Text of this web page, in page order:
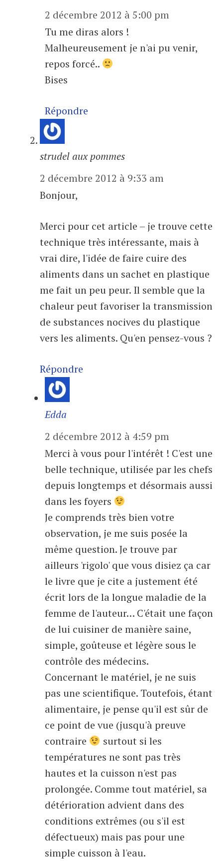
2 décembre 2012 à 5:00 pm
Tu me diras alors !
Malheureusement je n'ai pu venir,
repos forcé..
Bises
Répondre
strudel aux pommes
2 décembre 2012 à 9:33 am
Bonjour,
Merci pour cet article – je trouve cette
technique très intéressante, mais à
vrai dire, l'idée de faire cuire des
aliments dans un sachet en plastique
me fait un peu peur. Il semble que la
chaleur peut favoriser la transmission
de substances nocives du plastique
vers les aliments. Qu'en pensez-vous ?
Répondre
Edda
2 décembre 2012 à 4:59 pm
Merci à vous pour l'intérêt ! C'est une
belle technique, utilisée par les chefs
depuis longtemps et désormais aussi
dans les foyers
Je comprends très bien votre
observation, je me suis posée la
même question. Je trouve par
ailleurs 'rigolo' que vous disiez ça car
le livre que je cite a justement été
écrit lors de la longue maladie de la
femme de l'auteur… C'était une façon
de lui cuisiner de manière saine,
simple, goûteuse et légère sous le
contrôle des médecins.
Concernant le matériel, je ne suis
pas une scientifique. Toutefois, étant
alimentaire, je pense qu'il est sûr de
ce point de vue (jusqu'à preuve
contraire
surtout si les
températures ne sont pas très
hautes et la cuisson n'est pas
prolongée. Comme tout matériel, sa
détérioration advient dans des
conditions extrêmes (ou s'il est
défectueux) mais pas pour une
simple cuisson à l'eau.